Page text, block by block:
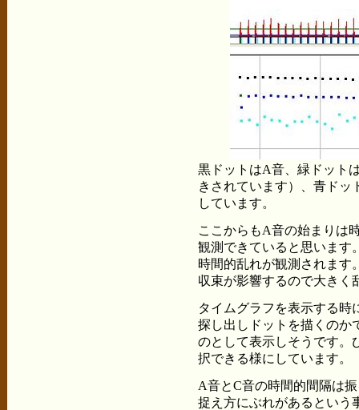
黒ドットはA音、緑ドット
きされています）、青ドッ
しています。
ここからもA音の始まりは
観測できていると思います
時間的乱れが観測されます
収束が影響するので大きく
タイムグラフを表示する時
探し出しドットを描くのか
のとして表示しそうです。
択できる様にしています。
A音とC音の時間的間隔は
捉え方にぶれがあるという